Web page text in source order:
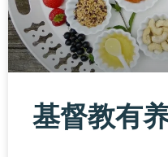
基督教有